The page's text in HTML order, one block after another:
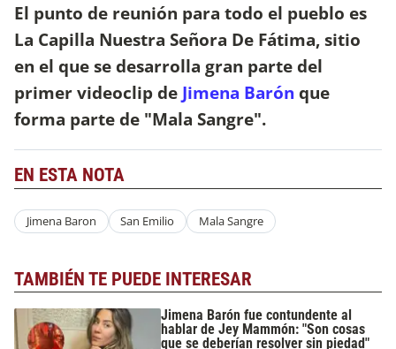
El punto de reunión para todo el pueblo es
La Capilla Nuestra Señora De Fátima, sitio
en el que se desarrolla gran parte del
primer videoclip de Jimena Barón que
forma parte de "Mala Sangre".
EN ESTA NOTA
Jimena Baron San Emilio Mala Sangre
TAMBIÉN TE PUEDE INTERESAR
Jimena Barón fue contundente al
hablar de Jey Mammón: "Son cosas
que se deberían resolver sin piedad"